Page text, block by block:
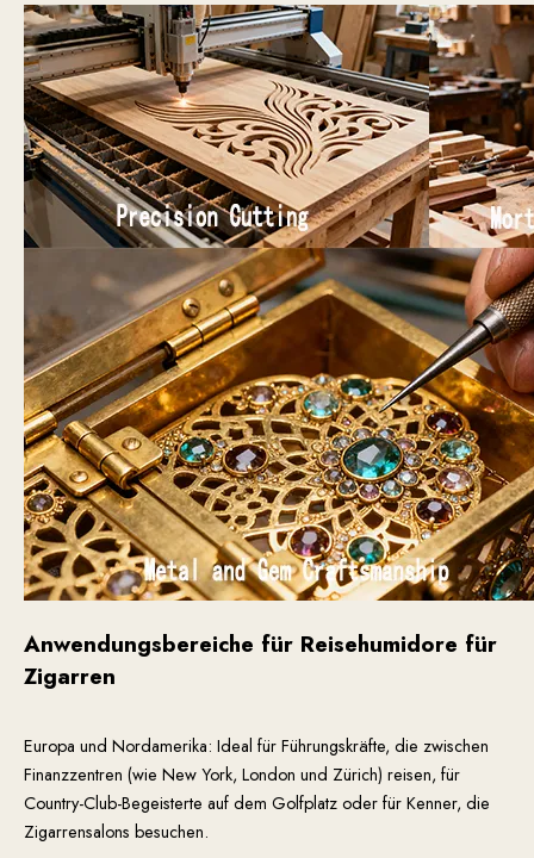
Anwendungsbereiche für Reisehumidore für
Zigarren
Europa und Nordamerika: Ideal für Führungskräfte, die zwischen
Finanzzentren (wie New York, London und Zürich) reisen, für
Country-Club-Begeisterte auf dem Golfplatz oder für Kenner, die
Zigarrensalons besuchen.